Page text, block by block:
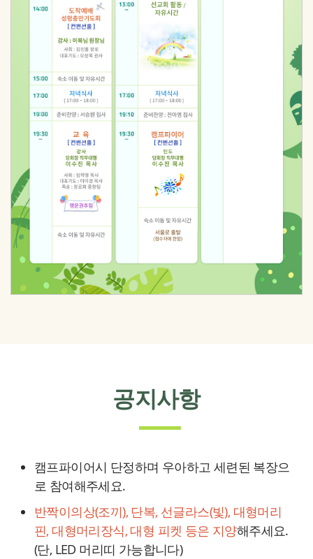
공지사항
캠프파이어시 단정하며 우아하고 세련된 복장으
로 참여해주세요.
반짝이의상(조끼), 단복, 선글라스(빛), 대형머리
핀, 대형머리장식, 대형 피켓 등은 지양해주세요.
(단, LED 머리띠 가능합니다)